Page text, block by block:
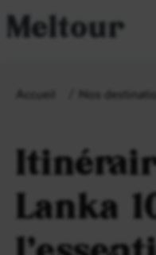
Meltour
Accueil Nos
Lanka